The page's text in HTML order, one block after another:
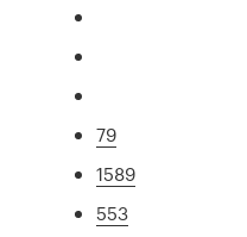
79
1589
553